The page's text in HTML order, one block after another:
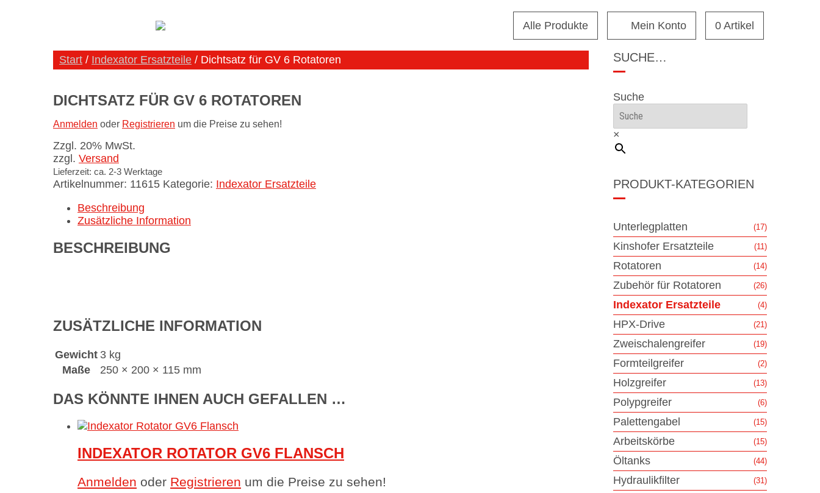
Alle Produkte Mein Konto 0 Artikel
Start / Indexator Ersatzteile / Dichtsatz für GV 6 Rotatoren
DICHTSATZ FÜR GV 6 ROTATOREN
Anmelden oder Registrieren um die Preise zu sehen!
Zzgl. 20% MwSt.
zzgl. Versand
Lieferzeit: ca. 2-3 Werktage
Artikelnummer: 11615 Kategorie: Indexator Ersatzteile
Beschreibung
Zusätzliche Information
BESCHREIBUNG
ZUSÄTZLICHE INFORMATION
Gewicht 3 kg
Maße
250 × 200 × 115 mm
DAS KÖNNTE IHNEN AUCH GEFALLEN …
INDEXATOR ROTATOR GV6 FLANSCH
Anmelden oder Registrieren um die Preise zu sehen!
SUCHE…
Suche
×
PRODUKT-KATEGORIEN
Unterlegplatten (17)
Kinshofer Ersatzteile (11)
Rotatoren (14)
Zubehör für Rotatoren (26)
Indexator Ersatzteile (4)
HPX-Drive (21)
Zweischalengreifer (19)
Formteilgreifer (2)
Holzgreifer (13)
Polypgreifer (6)
Palettengabel (15)
Arbeitskörbe (15)
Öltanks (44)
Hydraulikfilter (31)